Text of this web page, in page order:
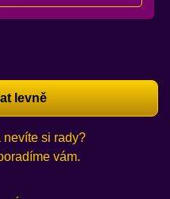
levně
nevíte si rady?
vám.